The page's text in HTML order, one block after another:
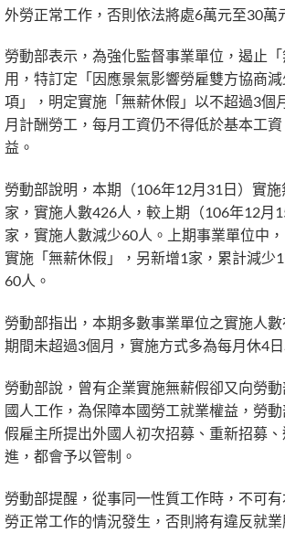
外勞正常工作，否則依法將處6萬元至30萬
勞動部表示，為強化監督事業單位，遏止
用，特訂定「因應景氣影響勞雇雙方協商
項」，明定實施「無薪休假」以不超過3個
月計酬勞工，每月工資仍不得低於基本工
益。
勞動部說明，本期（106年12月31日）實
家，實施人數426人，較上期（106年12月
家，實施人數減少60人。上期事業單位中
實施「無薪休假」，另新增1家，累計減少
60人。
勞動部指出，本期多數事業單位之實施人
期間未超過3個月，實施方式多為每月休4日
勞動部說，曾有企業實施無薪假卻又向勞
國人工作，為保障本國勞工就業權益，勞
假雇主所提出外國人初次招募、重新招募
進，都會予以管制。
勞動部提醒，從事同一性質工作時，不可
勞正常工作的情況發生，否則將有違反就